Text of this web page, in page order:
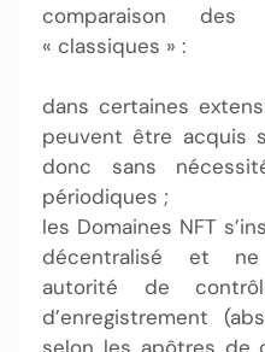
comparaison
« classiques » :
dans certaines
peuvent être acquis
donc sans
périodiques ;
les Domaines NFT
décentralisé et
autorité de
d’enregistrement